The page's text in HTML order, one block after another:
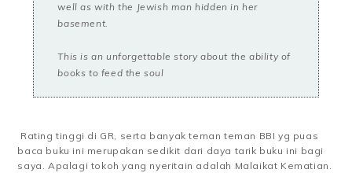
well as with the Jewish man hidden in her
basement.
This is an unforgettable story about the ability of
books to feed the soul
Rating tinggi di GR, serta banyak teman teman BBI yg puas
baca buku ini merupakan sedikit dari daya tarik buku ini bagi
saya. Apalagi tokoh yang nyeritain adalah Malaikat Kematian.